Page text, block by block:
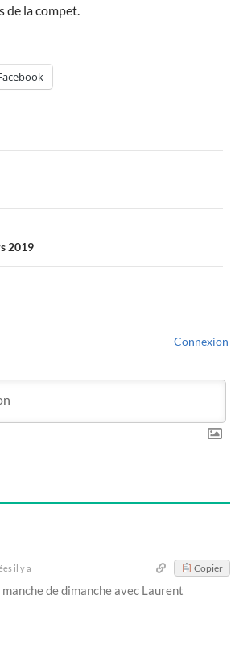
de la compet.
2019
Connexion
il y a Copier
de dimanche avec Laurent